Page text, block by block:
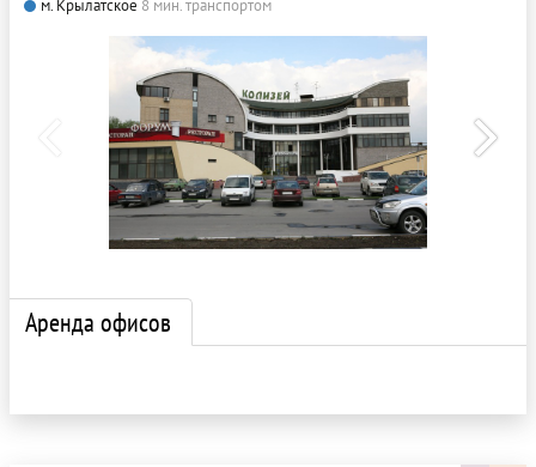
м. Крылатское 8 мин. транспортом
Аренда офисов